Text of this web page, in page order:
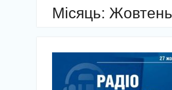
Місяць: